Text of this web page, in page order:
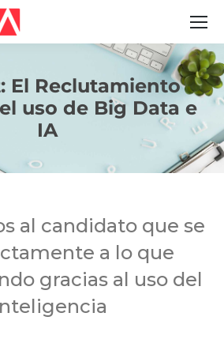
El Reclutamiento
uso de Big Data e
IA
Estás aquí:
al candidato que se
a lo que
gracias al uso del